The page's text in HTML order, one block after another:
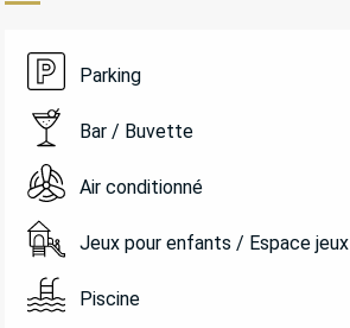
Parking
Bar / Buvette
Air conditionné
Jeux pour enfants / Espace jeux
Piscine